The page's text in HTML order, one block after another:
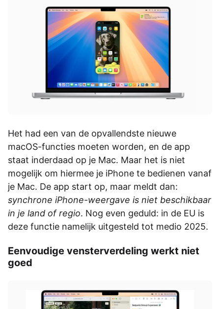
Het had een van de opvallendste nieuwe
macOS-functies moeten worden, en de app
staat inderdaad op je Mac. Maar het is niet
mogelijk om hiermee je iPhone te bedienen vanaf
je Mac. De app start op, maar meldt dan:
synchrone iPhone-weergave is niet beschikbaar
in je land of regio. Nog even geduld: in de EU is
deze functie namelijk uitgesteld tot medio 2025.
Eenvoudige vensterverdeling werkt niet
goed